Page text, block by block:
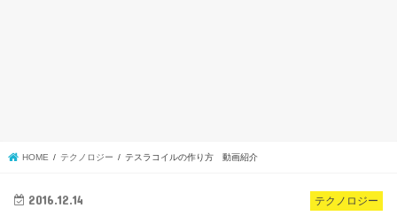
HOME テクノロジー テスラコイルの作り方 動画紹介
テクノロジー
2016.12.14